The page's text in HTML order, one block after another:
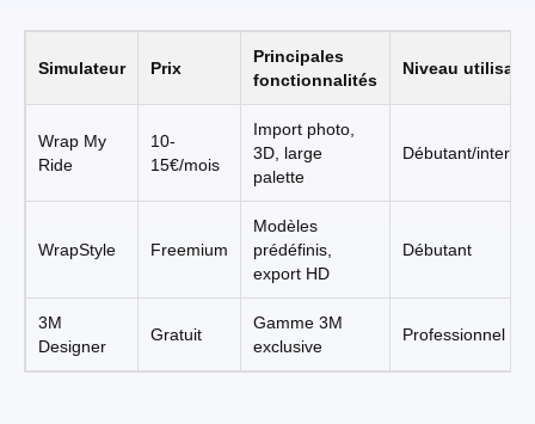
Simulateur Prix
Principales
fonctionnalités
Niveau
Wrap My
Ride
10-
15€/mois
Import photo,
3D, large
palette
Débutant/
WrapStyle Freemium
Modèles
prédéfinis,
export HD
Débutant
3M
Designer
Gratuit
Gamme 3M
exclusive
Professionnel